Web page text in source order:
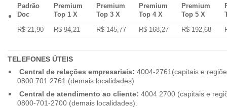
Padrão
Doc
Premium
Top 1 X
Premium
Top 3 X
Premium
Top 4 X
Premium
Top 5 X
R$ 21,90
R$ 94,21 R$ 145,77 R$ 168,27 R$ 192,68
TELEFONES ÚTEIS
Central de relações empresariais: 4004-2761(capitais e
0800.701 2761 (demais localidades)
Central de atendimento ao cliente: 4004 2700 (capitais e
0800-701-2700 (demais localidades).